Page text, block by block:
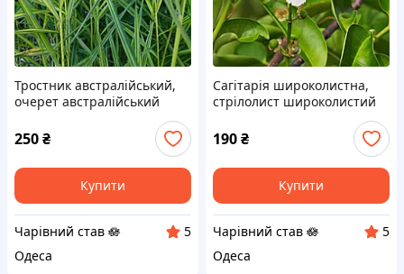
Тростник австралійський,
очерет австралійський
250₴
Купити
Чарівний став 🪷
5
Одеса
Сагітарія широколистна,
стрілолист широколистий
190₴
Купити
Чарівний став 🪷
5
Одеса